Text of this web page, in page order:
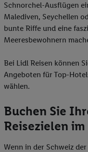
Schnorchel-Ausflügen
Malediven, Seychellen
bunte Riffe und eine
Meeresbewohnern
Bei Lidl Reisen können
Angeboten für Top-
wählen.
Buchen Sie
Reisezielen
Wenn in der Schweiz